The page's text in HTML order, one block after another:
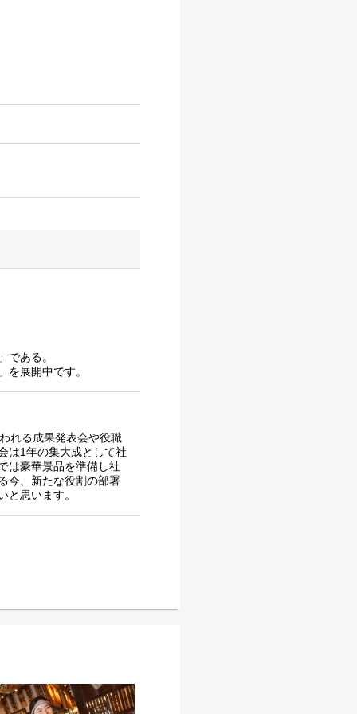
である。
展開中です。
れる成果発表会や役職
は1年の集大成として社
は豪華景品を準備し社
今、新たな役割の部署
と思います。